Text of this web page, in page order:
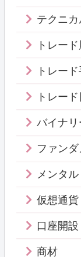
テクニカ
トレー
トレー
トレー
バイナ
ファン
メンタル
仮想通貨
口座開設
商材